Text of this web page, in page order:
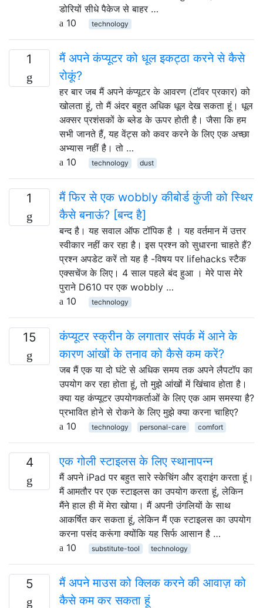
डोरियों सीधे पैकेज से बाहर …
10
technology
1
मैं अपने कंप्यूटर को धूल इकट्ठा करने से कैसे
रोकूं?
हर बार जब मैं अपने कंप्यूटर के आवरण (टॉवर प्रकार) को
खोलता हूं, तो मैं अंदर बहुत अधिक धूल देख सकता हूं। धूल
अक्सर प्रशंसकों के ब्लेड के ऊपर होती है। जैसा कि हम
सभी जानते हैं, यह वेंट्स को कवर करने के लिए एक अच्छा
अभ्यास नहीं है। तो …
10
technology dust
1
मैं फिर से एक wobbly कीबोर्ड कुंजी को स्थिर
कैसे बनाऊं? [बन्द है]
बन्द है। यह सवाल ऑफ टॉपिक है । यह वर्तमान में उत्तर
स्वीकार नहीं कर रहा है। इस प्रश्न को सुधारना चाहते हैं?
प्रश्न अपडेट करें तो यह है -विषय पर lifehacks स्टैक
एक्सचेंज के लिए। 4 साल पहले बंद हुआ । मेरे पास मेरे
पुराने D610 पर एक wobbly …
10
technology
15
कंप्यूटर स्क्रीन के लगातार संपर्क में आने के
कारण आंखों के तनाव को कैसे कम करें?
जब मैं एक या दो घंटे से अधिक समय तक अपने लैपटॉप का
उपयोग कर रहा होता हूं, तो मुझे आंखों में खिंचाव होता है।
क्या यह कंप्यूटर उपयोगकर्ताओं के लिए एक आम समस्या है?
प्रभावित होने से रोकने के लिए मुझे क्या करना चाहिए?
10
technology personal-care comfort
4 एक गोली स्टाइलस के लिए स्थानापन्न
मैं अपने iPad पर बहुत सारे स्केचिंग और ड्राइंग करता हूं।
मैं आमतौर पर एक स्टाइलस का उपयोग करता हूं, लेकिन
मैंने हाल ही में मेरा खोया। मैं अपनी उंगलियों के साथ
आकर्षित कर सकता हूं, लेकिन मैं एक स्टाइलस का उपयोग
करना पसंद करूंगा क्योंकि यह सिर्फ आसान है …
10
substitute-tool technology
5
मैं अपने माउस को क्लिक करने की आवाज़ को
कैसे कम कर सकता हूं